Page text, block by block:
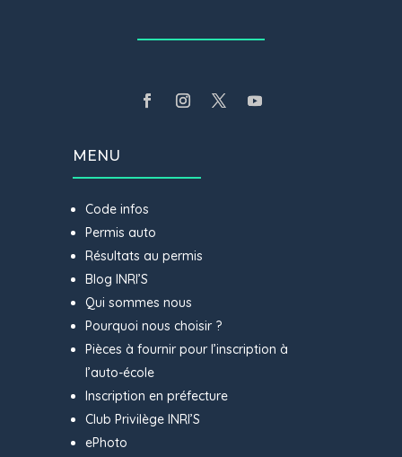
MENU
Code infos
Permis auto
Résultats au permis
Blog INRI’S
Qui sommes nous
Pourquoi nous choisir ?
Pièces à fournir pour l’inscription à
l’auto-école
Inscription en préfecture
Club Privilège INRI’S
ePhoto